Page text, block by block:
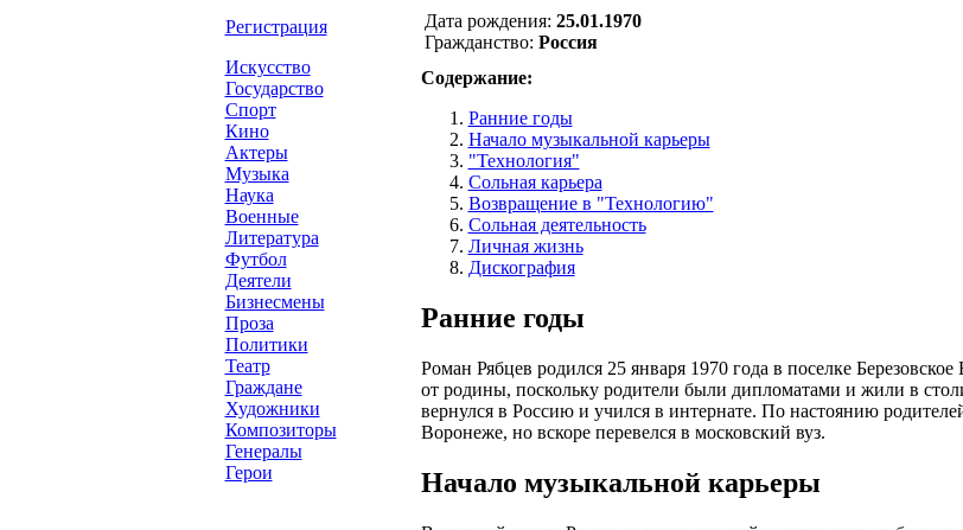
Регистрация
Искусство
Государство
Спорт
Кино
Актеры
Музыка
Наука
Военные
Литература
Футбол
Деятели
Бизнесмены
Проза
Политики
Театр
Граждане
Художники
Композиторы
Генералы
Герои
Дата рождения: 25.01.1970
Гражданство: Россия
Содержание:
Ранние годы
Начало музыкальной карьеры
"Технология"
Сольная карьера
Возвращение в "Технологию"
Сольная деятельность
Личная жизнь
Дискография
Ранние годы
Роман Рябцев родился 25 января 1970 года в поселке
от родины, поскольку родители были дипломатами и жили в
вернулся в Россию и учился в интернате. По настоянию
Воронеже, но вскоре перевелся в московский вуз.
Начало музыкальной карьеры